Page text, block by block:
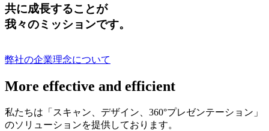
共に成長することが
我々のミッションです。
弊社の企業理念について
More effective and efficient
私たちは「スキャン、デザイン、360°プレゼンテーション」
のソリューションを提供しております。